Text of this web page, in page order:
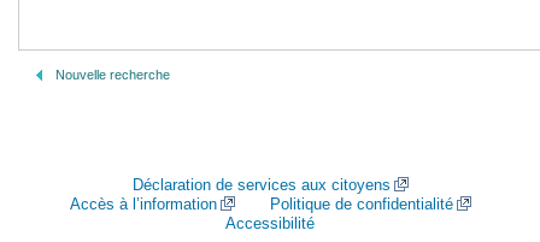
Nouvelle recherche
Déclaration de services aux citoyens
Accès à l’information
Politique de confidentialité
Accessibilité